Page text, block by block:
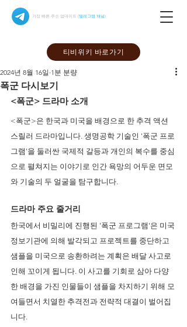
가장 빠른 주소 업데이트 (텔레그램 채널)
티비위키 바로가기
폭군 다시보기
2024년 8월 16일 1분 분량
<폭군> 드라마 소개
<폭군>은 한국과 미국을 배경으로 한 추격 액션
스릴러 드라마입니다. 생명공학 기술인 '폭군 프로
그램'을 둘러싼 국제적 갈등과 개인의 복수를 중심
으로 펼쳐지는 이야기로 인간 욕망의 어두운 면모
와 기술의 두 얼굴을 탐구합니다.
드라마 주요 줄거리
한국에서 비밀리에 진행된 '폭군 프로그램'은 미국
정보기관에 의해 발각되고 프로젝트를 중단하고
샘플을 미국으로 송환하려는 계획은 배달 사고로
인해 꼬이게 됩니다. 이 사고를 기회로 삼아 다양
한 배경을 가진 인물들이 샘플을 차지하기 위해 모
여들면서 치열한 추격전과 전략적 대결이 벌어집
니다.